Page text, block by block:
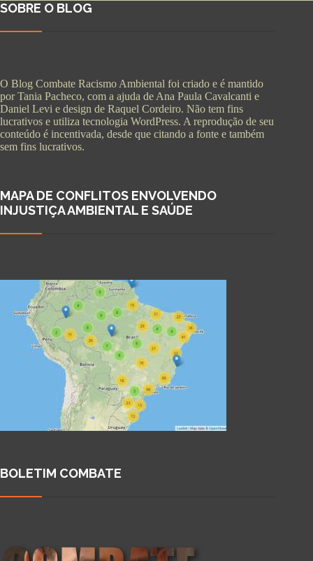
SOBRE O BLOG
O Blog Combate Racismo Ambiental foi criado e é mantido
por Tania Pacheco, com a ajuda de Ana Paula Cavalcanti e
Daniel Levi e design de Raquel Cordeiro. Não tem fins
lucrativos e utiliza tecnologia WordPress. A reprodução de seu
conteúdo é incentivada, desde que citando a fonte e também
sem fins lucrativos.
MAPA DE CONFLITOS ENVOLVENDO
INJUSTIÇA AMBIENTAL E SAÚDE
BOLETIM COMBATE